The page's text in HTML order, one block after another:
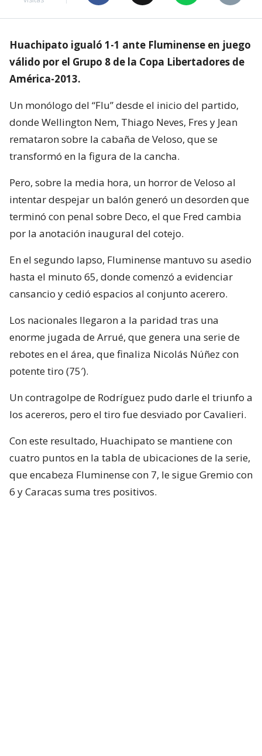
Huachipato igualó 1-1 ante Fluminense en juego
válido por el Grupo 8 de la Copa Libertadores de
América-2013.
Un monólogo del “Flu” desde el inicio del partido,
donde Wellington Nem, Thiago Neves, Fres y Jean
remataron sobre la cabaña de Veloso, que se
transformó en la figura de la cancha.
Pero, sobre la media hora, un horror de Veloso al
intentar despejar un balón generó un desorden que
terminó con penal sobre Deco, el que Fred cambia
por la anotación inaugural del cotejo.
En el segundo lapso, Fluminense mantuvo su asedio
hasta el minuto 65, donde comenzó a evidenciar
cansancio y cedió espacios al conjunto acerero.
Los nacionales llegaron a la paridad tras una
enorme jugada de Arrué, que genera una serie de
rebotes en el área, que finaliza Nicolás Núñez con
potente tiro (75′).
Un contragolpe de Rodríguez pudo darle el triunfo a
los acereros, pero el tiro fue desviado por Cavalieri.
Con este resultado, Huachipato se mantiene con
cuatro puntos en la tabla de ubicaciones de la serie,
que encabeza Fluminense con 7, le sigue Gremio con
6 y Caracas suma tres positivos.